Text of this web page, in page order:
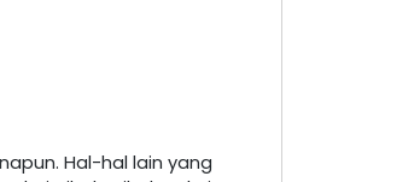
Hal-hal lain yang